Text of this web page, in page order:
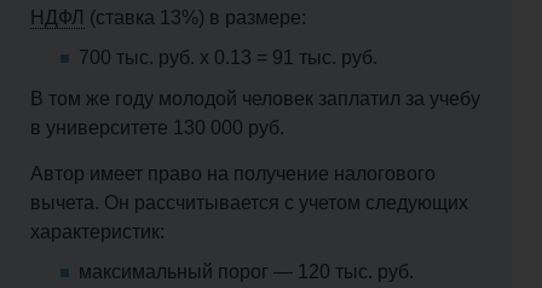
НДФЛ (ставка 13%) в размере:
700 тыс. руб. х 0.13 = 91 тыс. руб.
В том же году молодой человек заплатил за учебу
в университете 130 000 руб.
Автор имеет право на получение налогового
вычета. Он рассчитывается с учетом следующих
характеристик:
максимальный порог — 120 тыс. руб.